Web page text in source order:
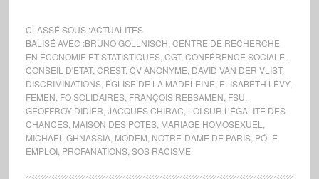
CLASSÉ SOUS :ACTUALITÉS
BALISÉ AVEC :BRUNO GOLLNISCH CENTRE DE RECHERCHE
EN ÉCONOMIE ET STATISTIQUES, CGT, CONFÉRENCE SOCIALE
CONSEIL D'ETAT, CREST, CV ANONYME DAVID VAN DER VLIST,
DISCRIMINATIONS, ÉGLISE DE LA MADELEINE ELISABETH LÉVY,
FEMEN FO SOLIDAIRES, FRANÇOIS REBSAMEN FSU
GEOFFROY DIDIER JACQUES CHIRAC LOI SUR L’ÉGALITÉ DES
CHANCES, MAISON DES POTES, MARIAGE HOMOSEXUEL
MICHAËL GHNASSIA, MODEM NOTRE-DAME DE PARIS, PÔLE
EMPLOI, PROFANATIONS, SOS RACISME